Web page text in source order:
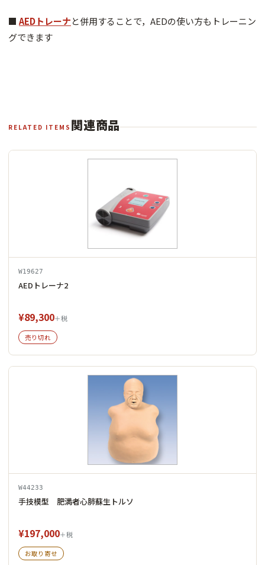
■ AEDトレーナと併用することで，AEDの使い方もトレーニン
グできます
RELATED ITEMS 関連商品
W19627
AEDトレーナ2
¥89,300＋税
売り切れ
W44233
手技模型 肥満者心肺蘇生トルソ
¥197,000＋税
お取り寄せ